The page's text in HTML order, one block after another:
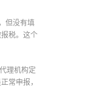
但没有填
税。这个
理机构定
常申报，